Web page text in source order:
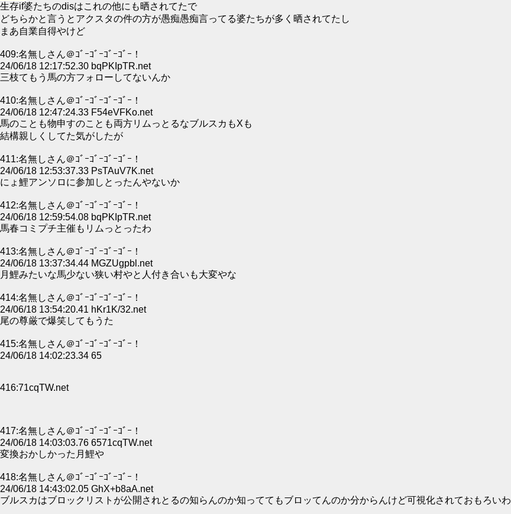
生存if婆たちのdisはこれの他にも晒されてたで
どちらかと言うとアクスタの件の方が愚痴愚痴言ってる婆たちが多く晒されてたし
まあ自業自得やけど
409:名無しさん＠ｺﾞｰｺﾞｰｺﾞｰｺﾞｰ！
24/06/18 12:17:52.30 bqPKIpTR.net
三枝てもう馬の方フォローしてないんか
410:名無しさん＠ｺﾞｰｺﾞｰｺﾞｰｺﾞｰ！
24/06/18 12:47:24.33 F54eVFKo.net
馬のことも物申すのことも両方リムっとるなブルスカもXも
結構親しくしてた気がしたが
411:名無しさん＠ｺﾞｰｺﾞｰｺﾞｰｺﾞｰ！
24/06/18 12:53:37.33 PsTAuV7K.net
にょ鯉アンソロに参加しとったんやないか
412:名無しさん＠ｺﾞｰｺﾞｰｺﾞｰｺﾞｰ！
24/06/18 12:59:54.08 bqPKIpTR.net
馬春コミプチ主催もリムっとったわ
413:名無しさん＠ｺﾞｰｺﾞｰｺﾞｰｺﾞｰ！
24/06/18 13:37:34.44 MGZUgpbl.net
月鯉みたいな馬少ない狭い村やと人付き合いも大変やな
414:名無しさん＠ｺﾞｰｺﾞｰｺﾞｰｺﾞｰ！
24/06/18 13:54:20.41 hKr1K/32.net
尾の尊厳で爆笑してもうた
415:名無しさん＠ｺﾞｰｺﾞｰｺﾞｰｺﾞｰ！
24/06/18 14:02:23.34 65
416:71cqTW.net
417:名無しさん＠ｺﾞｰｺﾞｰｺﾞｰｺﾞｰ！
24/06/18 14:03:03.76 6571cqTW.net
変換おかしかった月鯉や
418:名無しさん＠ｺﾞｰｺﾞｰｺﾞｰｺﾞｰ！
24/06/18 14:43:02.05 GhX+b8aA.net
ブルスカはブロックリストが公開されとるの知らんのか知っててもブロッてんのか分からんけど可視化されておもろいわ